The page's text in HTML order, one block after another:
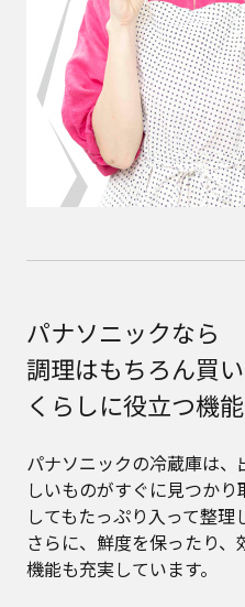
パナソニックなら
調理はもちろん買
くらしに役立つ機
パナソニックの冷蔵庫は
しいものがすぐに見つか
してもたっぷり入って整理
さらに、鮮度を保ったり
機能も充実しています。